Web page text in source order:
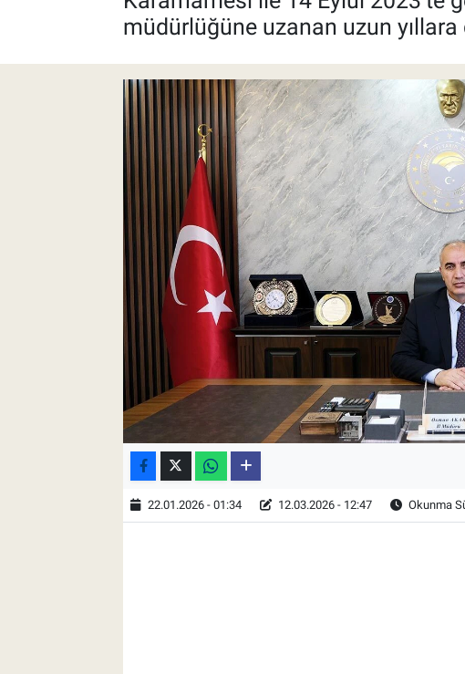
müdürlüğüne uzanan uzun
22.01.2026 - 01:34 12.03.2026 - 12:47 Okunma
Pankobirlik
Et fiyatları
Tarım Bilgisi
Yetiştirici Soruyor
Dünyada Tarım
Üretici Birlikleri
Şeker ve Şekerli Mamüller
Tahıllar ve Baklagiller